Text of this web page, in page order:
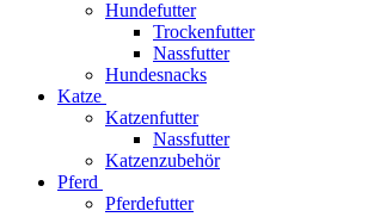
Hundefutter
Trockenfutter
Nassfutter
Hundesnacks
Katze
Katzenfutter
Nassfutter
Katzenzubehör
Pferd
Pferdefutter